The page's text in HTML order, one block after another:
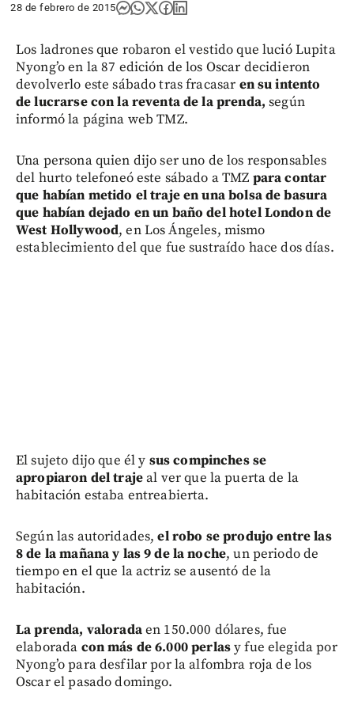
28 de febrero de 2015
Los ladrones que robaron el vestido que lució Lupita
Nyong’o en la 87 edición de los Oscar decidieron
devolverlo este sábado tras fracasar en su intento
de lucrarse con la reventa de la prenda, según
informó la página web TMZ.
Una persona quien dijo ser uno de los responsables
del hurto telefoneó este sábado a TMZ para contar
que habían metido el traje en una bolsa de basura
que habían dejado en un baño del hotel London de
West Hollywood, en Los Ángeles, mismo
establecimiento del que fue sustraído hace dos días.
El sujeto dijo que él y sus compinches se
apropiaron del trajeal ver que la puerta de la
habitación estaba entreabierta.
Según las autoridades,el robo se produjo entre las
8 de la mañana y las 9 de la noche, un periodo de
tiempo en el que la actriz se ausentó de la
habitación.
La prenda, valoradaen 150.000 dólares, fue
elaborada con más de 6.000 perlasy fue elegida por
Nyong’o para desfilar por la alfombra roja de los
Oscar el pasado domingo.